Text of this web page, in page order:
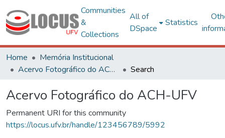
Communities
&
Collections
All of
DSpace
Statistics
Home
Memória Institucional
Acervo Fotográfico do ACH-UFV
Search
Acervo Fotográfico do ACH-UFV
Permanent URI for this community
https://locus.ufv.br/handle/123456789/5992